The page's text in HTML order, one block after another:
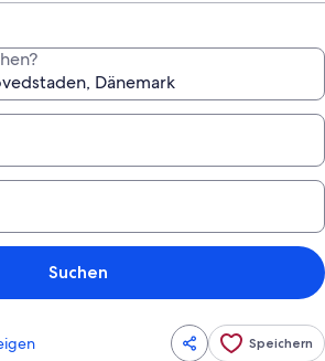
Suchen
Speichern